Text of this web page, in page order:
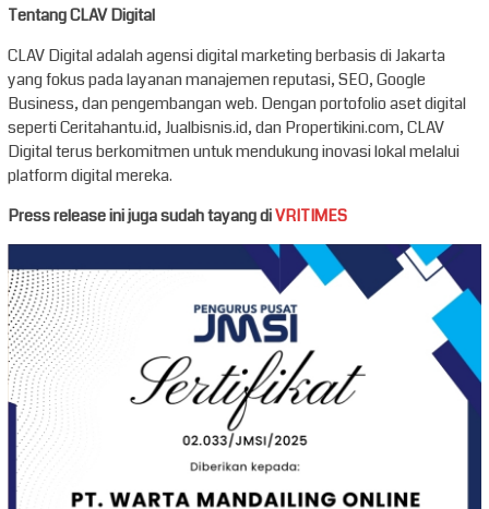
Tentang CLAV Digital
CLAV Digital adalah agensi digital marketing berbasis di Jakarta
yang fokus pada layanan manajemen reputasi, SEO, Google
Business, dan pengembangan web. Dengan portofolio aset digital
seperti Ceritahantu.id, Jualbisnis.id, dan Propertikini.com, CLAV
Digital terus berkomitmen untuk mendukung inovasi lokal melalui
platform digital mereka.
Press release ini juga sudah tayang diVRITIMES